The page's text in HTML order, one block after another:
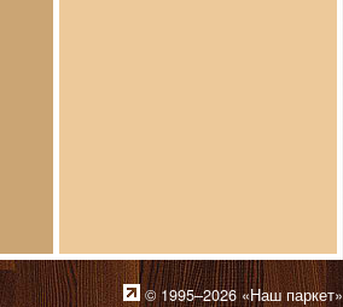
© 1995–2026 «Наш паркет»